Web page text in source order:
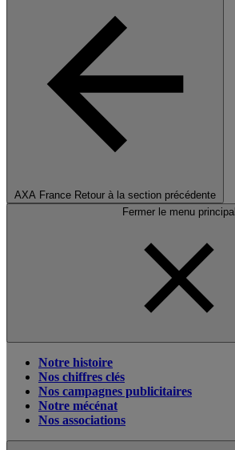
AXA France Retour à la section précédente
Fermer le menu principal
Notre histoire
Nos chiffres clés
Nos campagnes publicitaires
Notre mécénat
Nos associations